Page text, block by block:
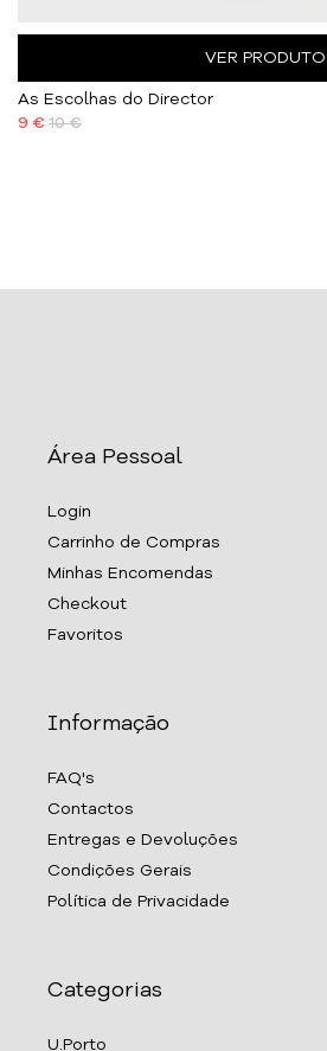
VER PRODUTO
As Escolhas do Director
9 € 10 €
Área Pessoal
Login
Carrinho de Compras
Minhas Encomendas
Checkout
Favoritos
Informação
FAQ's
Contactos
Entregas e Devoluções
Condições Gerais
Política de Privacidade
Categorias
U.Porto